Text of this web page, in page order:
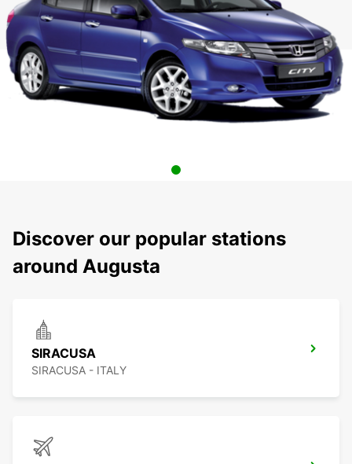
Discover our popular stations
around Augusta
SIRACUSA
SIRACUSA - ITALY